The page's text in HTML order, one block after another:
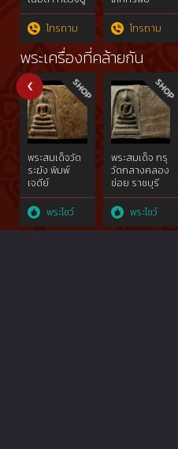
หมุน รุ่นมหา
สมปราถนา ปี
2543 ออกวัด
ซับลำไย สร้าง
น้อยเพียง
500 องค์
โทรถาม
หลวงพ่อคูณ
วัดบ้านไร่ เนื้อ
ทองคำ ปี
2557
โทรถาม
พระเครื่องที่คล้ายกัน
พระสมเด็จวัด
ระฆัง พิมพ์
เจดีย์
พระโชว์
พระสมเด็จ กรุ
วัดกลางคลอง
ข่อย ราชบุรี
พระโชว์